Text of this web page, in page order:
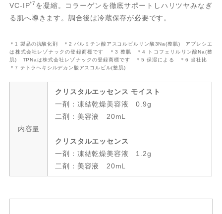
VC-IP*7 を凝縮。コラーゲンを徹底サポートしハリツヤみなぎ
る肌へ導きます。調合後は冷蔵保存が必要です。
＊1 製品の抗酸化剤 ＊2 パルミチン酸アスコルビルリン酸3Na(整肌) アプレシエ
は株式会社レゾナックの登録商標です ＊3 整肌 ＊4 トコフェリルリン酸Na(整
肌) TPNaは株式会社レゾナックの登録商標です ＊5 保湿による ＊6 当社比
＊7 テトラヘキシルデカン酸アスコルビル(整肌)
内容量
クリスタルエッセンス モイスト
一剤：凍結乾燥美容液 0.9g
二剤：美容液 20mL
クリスタルエッセンス
一剤：凍結乾燥美容液 1.2g
二剤：美容液 20mL